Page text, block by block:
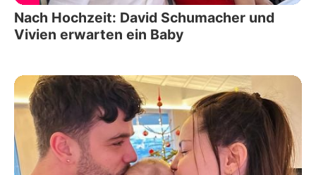
Nach Hochzeit: David Schumacher und
Vivien erwarten ein Baby